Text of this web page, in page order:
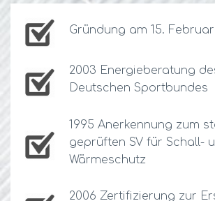
Gründung am 15. Februar
2003 Energieberatung
Deutschen Sportbundes
1995 Anerkennung zum
geprüften SV für Schall-
Wärmeschutz
2006 Zertifizierung zur